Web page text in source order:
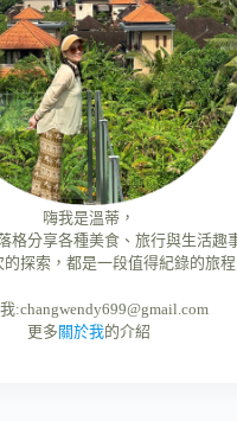
嗨我是溫蒂，
格分享各種美食、旅行與生活趣
探索，都是一段值得紀錄的旅程
:changwendy699@gmail.com
更多關於我的介紹